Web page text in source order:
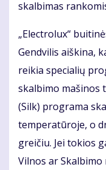
skalbimas
„Electrolux“
Gendvilis aiškina,
reikia specialių
skalbimo mašinos
(Silk) programa
temperatūroje, o
greičiu. Jei tokios
Vilnos ar Skalbimo